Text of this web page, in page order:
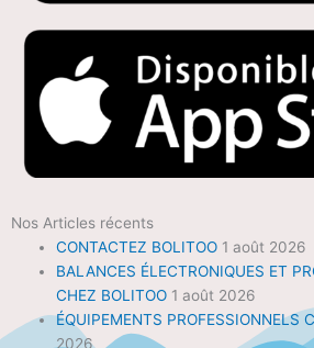
Nos Articles récents
CONTACTEZ BOLITOO 1 août 2026
BALANCES ÉLECTRONIQUES ET
CHEZ BOLITOO 1 août 2026
ÉQUIPEMENTS PROFESSIONNELS
2026